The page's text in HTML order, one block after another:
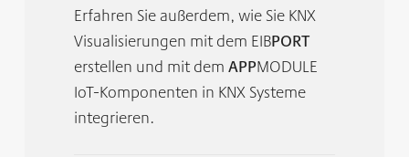
Erfahren Sie außerdem, wie Sie KNX
Visualisierungen mit dem EIBPORT
erstellen und mit demAPPMODULE
IoT-Komponenten in KNX Systeme
integrieren.